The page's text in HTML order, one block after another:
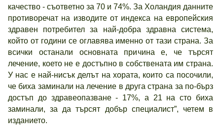
качество - съответно за 70 и 74%. За Холандия данните
противоречат на изводите от индекса на европейския
здравен потребител за най-добра здравна система,
който от години се оглавява именно от тази страна. За
всички останали основната причина е, че търсят
лечение, което не е достъпно в собствената им страна.
У нас е най-нисък делът на хората, които са посочили,
че биха заминали на лечение в друга страна за по-бърз
достъп до здравеопазване - 17%, а 21 на сто биха
заминали, за да търсят добър специалист”, четем в
изданието.